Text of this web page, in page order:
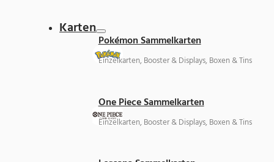
Karten
Pokémon Sammelkarten
Einzelkarten, Booster & Displays, Boxen & Tins
One Piece Sammelkarten
Einzelkarten, Booster & Displays, Boxen & Tins